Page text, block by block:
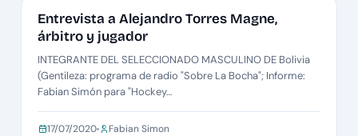
NOTAS
Entrevista a Alejandro Torres Magne,
árbitro y jugador
INTEGRANTE DEL SELECCIONADO MASCULINO DE Bolivia
(Gentileza: programa de radio "Sobre La Bocha"; Informe:
Fabian Simón para "Hockey…
17/07/2020 Fabian Simon